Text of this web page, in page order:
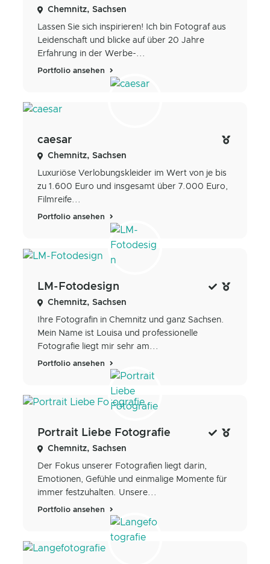
Chemnitz, Sachsen
Lassen Sie sich inspirieren! Ich bin Fotograf aus
Leidenschaft und blicke auf über 20 Jahre
Erfahrung in der Werbe-...
Portfolio ansehen
caesar
Chemnitz, Sachsen
Luxuriöse Verlobungskleider im Wert von je bis
zu 1.600 Euro und insgesamt über 7.000 Euro,
Filmreife...
Portfolio ansehen
LM-Fotodesign
Chemnitz, Sachsen
Ihre Fotografin in Chemnitz und ganz Sachsen.
Mein Name ist Louisa und professionelle
Fotografie liegt mir sehr am...
Portfolio ansehen
Portrait Liebe Fotografie
Chemnitz, Sachsen
Der Fokus unserer Fotografien liegt darin,
Emotionen, Gefühle und einmalige Momente für
immer festzuhalten. Unsere...
Portfolio ansehen